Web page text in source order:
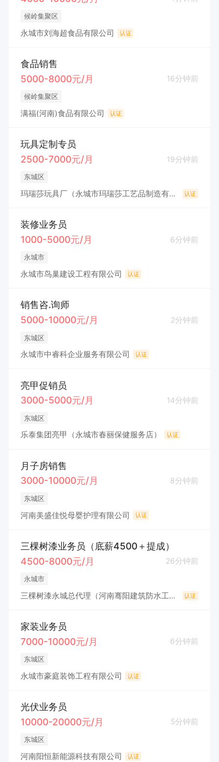
候岭集聚区
永城市刘海超食品有限公司 认证
食品销售
5000-8000元/月
16分钟前
候岭集聚区
满福(河南)食品有限公司 认证
玩具定制专员
2500-7000元/月
19分钟前
东城区
玛瑞莎玩具厂（永城市玛瑞莎工艺品制造有限公司） 认证
装修业务员
1000-5000元/月
6分钟前
永城市
永城市鸟巢建设工程有限公司 认证
销售咨.询师
5000-10000元/月
2分钟前
东城区
永城市中睿科企业服务有限公司 认证
亮甲促销员
3000-5000元/月
14分钟前
东城区
乐泰集团亮甲（永城市春丽保健服务店） 认证
月子房销售
3000-10000元/月
8分钟前
东城区
河南美盛佳悦母婴护理有限公司 认证
三棵树漆业务员（底薪4500＋提成）
4500-8000元/月
26分钟前
永城市
三棵树漆永城总代理（河南骞阳建筑防水工程有限公司） 认证
家装业务员
7000-10000元/月
6分钟前
东城区
永城市豪庭装饰工程有限公司 认证
光伏业务员
10000-20000元/月
5分钟前
东城区
河南阳恒新能源科技有限公司 认证